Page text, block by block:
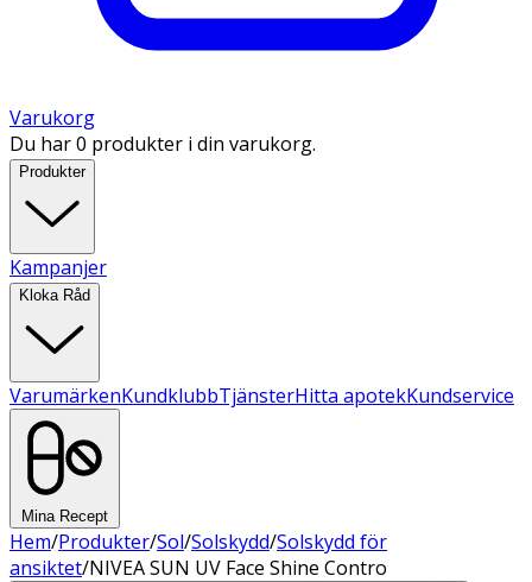
Varukorg
Du har 0 produkter i din varukorg.
Produkter
Kampanjer
Kloka Råd
VarumärkenKundklubbTjänsterHitta apotekKundservice
Mina Recept
Hem/Produkter/Sol/Solskydd/Solskydd för
ansiktet/NIVEA SUN UV Face Shine Contro